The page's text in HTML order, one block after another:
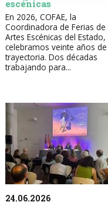
escénicas
En 2026, COFAE, la
Coordinadora de Ferias de
Artes Escénicas del Estado,
celebramos veinte años de
trayectoria. Dos décadas
trabajando para...
24.06.2026